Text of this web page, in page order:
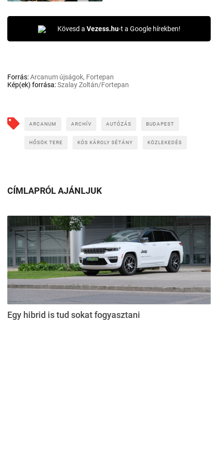
Kövesd a Vezess.hu-t a Google hírekben!
Forrás:Arcanum újságok, Fortepan
Kép(ek) forrása:Szalay Zoltán/Fortepan
ARCANUM ARCHÍV AUTÓZÁS BUDAPEST
HŐSÖK TERE KÓS KÁROLY SÉTÁNY KÖZLEKEDÉS
CÍMLAPRÓL AJÁNLJUK
Egy hibrid is tud sokat fogyasztani